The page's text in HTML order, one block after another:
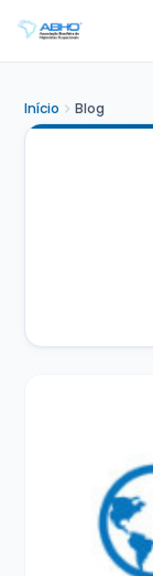
Início Blog